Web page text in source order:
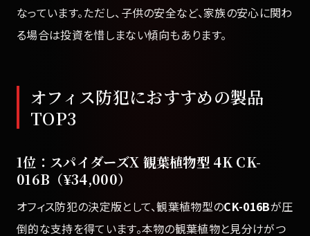
なっています。ただし、子供の安全など、家族の安心に関わ
る場合は投資を惜しまない傾向もあります。
オフィス防犯におすすめの製品
TOP3
1位：スパイダーズX 観葉植物型 4K CK-
016B（¥34,000）
オフィス防犯の決定版として、観葉植物型のCK-016Bが圧
倒的な支持を得ています。本物の観葉植物と見分けがつ